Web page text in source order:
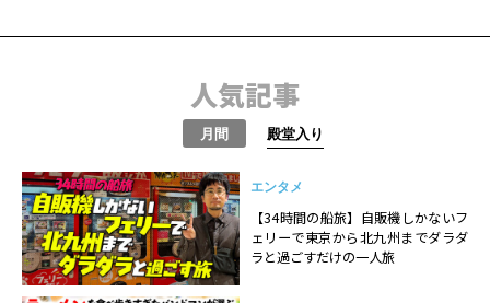
人気記事
月間 殿堂入り
エンタメ
【34時間の船旅】自販機しかないフ
ェリーで東京から北九州までダラダ
ラと過ごすだけの一人旅